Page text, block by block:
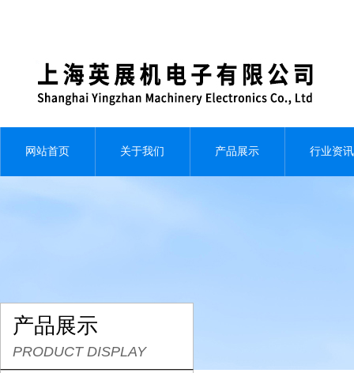
网站首页 关于我们 产品展示 行业资讯
产品展示
PRODUCT DISPLAY